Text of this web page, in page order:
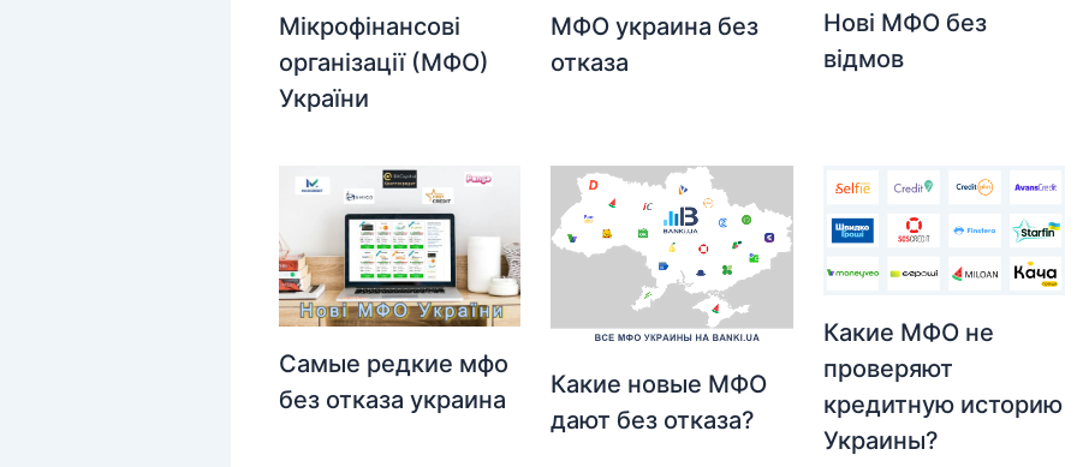
Мікрофінансові
організації (МФО)
України
МФО украина без
отказа
Нові МФО без
відмов
Самые редкие мфо
без отказа украина
Какие новые МФО
дают без отказа?
Какие МФО не
проверяют
кредитную историю
Украины?